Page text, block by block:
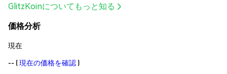
GlitzKoinについてもっと知る
価格分析
現在
-- (現在の価格を確認 )